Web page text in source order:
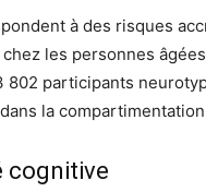
à des risques
les personnes
participants
la
cognitive